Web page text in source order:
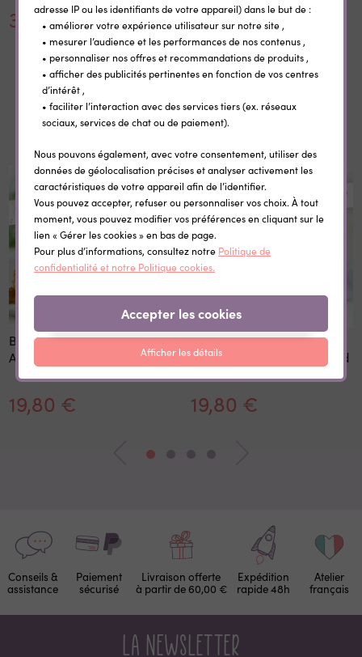
30,00 € 0,35 €
Dans la même catégorie
Bol personnalisable
Animaux fleuris
19,80 €
Bol personnalisable
Animaux de la forêt Renard
19,80 €
Conseils &
assistance
Paiement
sécurisé
Livraison offerte
à partir de 60,00 €
Expédition
rapide 48h
Atelier
français
La newsletter
adresse IP ou les identifiants de votre appareil) dans le but de :
• améliorer votre expérience utilisateur sur notre site ,
• mesurer l’audience et les performances de nos contenus ,
• personnaliser nos offres et recommandations de produits ,
• afficher des publicités pertinentes en fonction de vos centres
d’intérêt ,
• faciliter l’interaction avec des services tiers (ex. réseaux
sociaux, services de chat ou de paiement).
Nous pouvons également, avec votre consentement, utiliser des
données de géolocalisation précises et analyser activement les
caractéristiques de votre appareil afin de l’identifier.
Vous pouvez accepter, refuser ou personnaliser vos choix. À tout
moment, vous pouvez modifier vos préférences en cliquant sur le
lien « Gérer les cookies » en bas de page.
Pour plus d’informations, consultez notre Politique de
confidentialité et notre Politique cookies.
Accepter les cookies
Afficher les détails